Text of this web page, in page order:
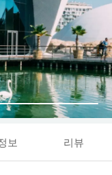
보 리뷰